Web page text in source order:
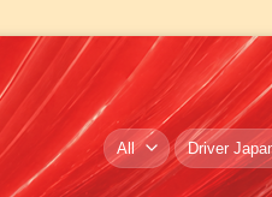
ค้นหา: